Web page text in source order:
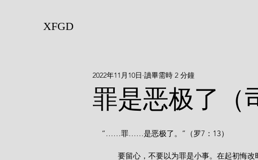
XFGD
罪是恶极了（
2022年11月10日 讀畢需時 2 分鐘
“……罪……是恶极了。”（罗7：13）